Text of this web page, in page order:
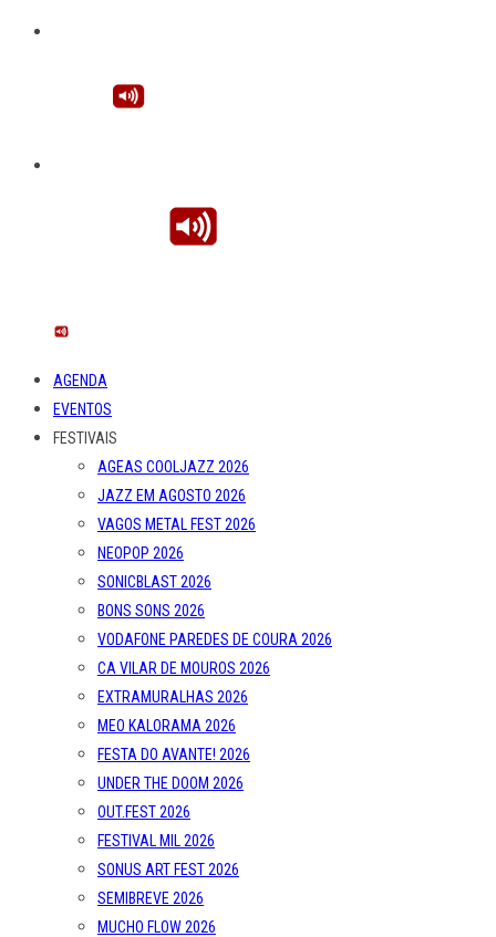
AGENDA
EVENTOS
FESTIVAIS
AGEAS COOLJAZZ 2026
JAZZ EM AGOSTO 2026
VAGOS METAL FEST 2026
NEOPOP 2026
SONICBLAST 2026
BONS SONS 2026
VODAFONE PAREDES DE COURA 2026
CA VILAR DE MOUROS 2026
EXTRAMURALHAS 2026
MEO KALORAMA 2026
FESTA DO AVANTE! 2026
UNDER THE DOOM 2026
OUT.FEST 2026
FESTIVAL MIL 2026
SONUS ART FEST 2026
SEMIBREVE 2026
MUCHO FLOW 2026